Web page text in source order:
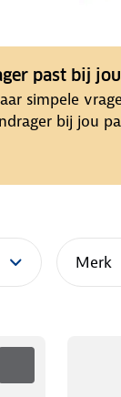
past bij
simpele
bij jou
Merk